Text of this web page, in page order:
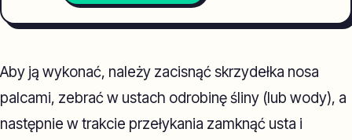
Aby ją wykonać, należy zacisnąć skrzydełka nosa
palcami, zebrać w ustach odrobinę śliny (lub wody), a
następnie w trakcie przełykania zamknąć usta i